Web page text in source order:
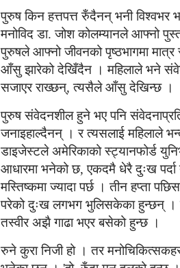
पुरुष किन हत्तपत्त रुँदैनन् भनी
मनोविद डा. जोश कोलम्यानले आफ्नो
पुरुषले आफ्नो जीवनको पृष्ठभागमा
आँसु झारेको देखिँदैन । महिलाले भने
सजाएर राख्छन्, त्यसैले आँसु देखिन्छ ।
पुरुष संवेदनशील हुने भए पनि संवेदनाप्रति
जनाइहाल्दैनन् । र त्यसलाई महिलाले
डाइजेस्टले अमेरिकाको स्ट्यानफोर्ड
आधारमा भनेको छ, एकदमै धेरै दुःख
मस्तिष्कमा ज्यादा पर्छ । तीन हप्ता
परेको दुःख लगभग भुलिसकेका हुन्छन् ।
तस्वीर अझै गाढा भएर बसेको हुन्छ ।
रुने कुरा निजी हो । तर